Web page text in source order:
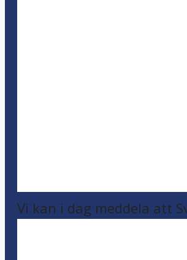
Vi kan i dag meddela att